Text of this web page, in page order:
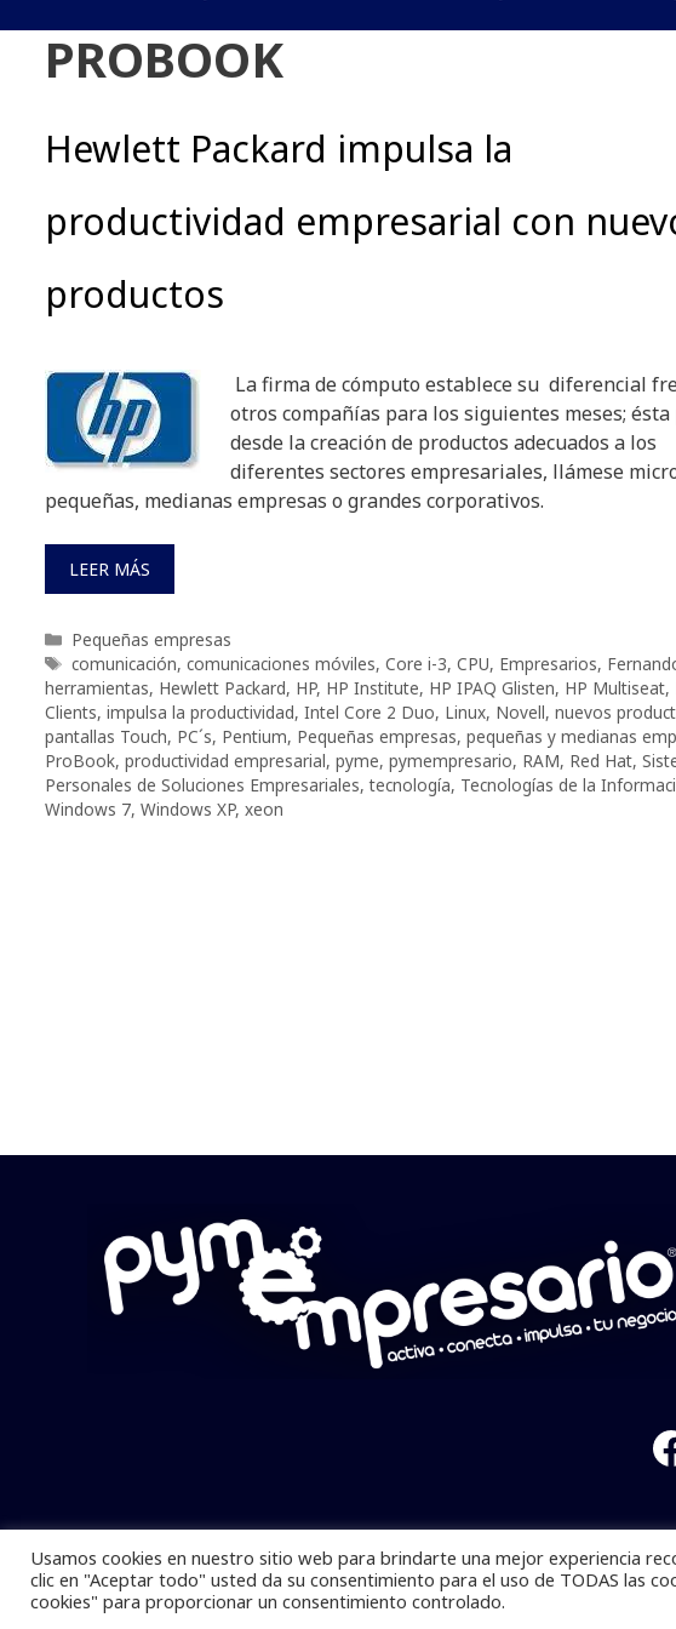
PROBOOK
Hewlett Packard impulsa la
productividad empresarial con
productos
La firma de cómputo establece su diferencial
otros compañías para los siguientes meses;
desde la creación de productos adecuados a los
diferentes sectores empresariales, llámese
pequeñas, medianas empresas o grandes corporativos.
LEER MÁS
Categorías
Pequeñas empresas
Etiquetas
comunicación, comunicaciones móviles, Core i-3, CPU, Empresarios,
herramientas, Hewlett Packard, HP, HP Institute, HP IPAQ Glisten, HP Multiseat,
Clients, impulsa la productividad, Intel Core 2 Duo, Linux, Novell, nuevos
pantallas Touch, PC´s, Pentium, Pequeñas empresas, pequeñas y medianas
ProBook, productividad empresarial, pyme, pymempresario, RAM, Red Hat,
Personales de Soluciones Empresariales,tecnología, Tecnologías de la
Windows 7, Windows XP, xeon
Pymempresario © 2025 Todos los derechos
Usamos cookies en nuestro sitio web para brindarte una mejor experiencia
clic en "Aceptar todo" usted da su consentimiento para el uso de TODAS las
cookies" para proporcionar un consentimiento controlado.